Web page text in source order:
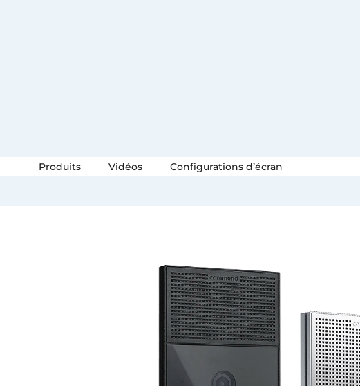
Produits Vidéos Configurations d’écran